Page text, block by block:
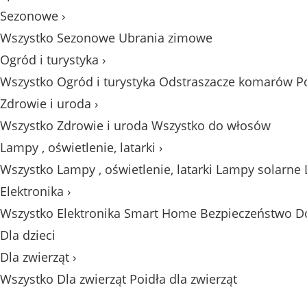
Sezonowe ›
Wszystko Sezonowe Ubrania zimowe
Ogród i turystyka ›
Wszystko Ogród i turystyka Odstraszacze komarów
Zdrowie i uroda ›
Wszystko Zdrowie i uroda Wszystko do włosów
Lampy , oświetlenie, latarki ›
Wszystko Lampy , oświetlenie, latarki Lampy solarne
Elektronika ›
Wszystko Elektronika Smart Home Bezpieczeństwo
Dla dzieci
Dla zwierząt ›
Wszystko Dla zwierząt Poidła dla zwierząt